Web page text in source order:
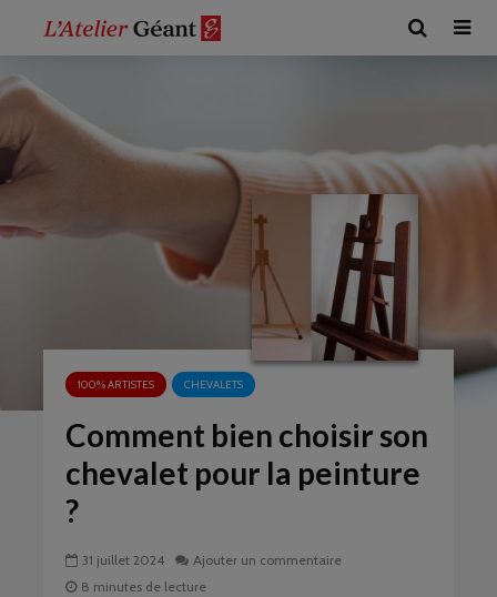
100% ARTISTES CHEVALETS
Comment bien choisir son
chevalet pour la peinture
?
31 juillet 2024
Ajouter un commentaire
8 minutes de lecture